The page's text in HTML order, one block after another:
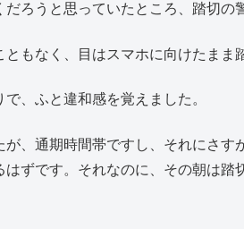
ろうと思っていたところ、踏切の
もなく、目はスマホに向けたまま
、ふと違和感を覚えました。
、通期時間帯ですし、それにさす
ずです。それなのに、その朝は踏